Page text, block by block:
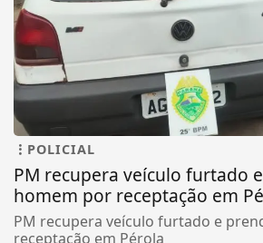
POLICIAL
PM recupera veículo furtado
homem por receptação em
PM recupera veículo furtado e
receptação em Pérola